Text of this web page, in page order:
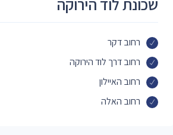
שכונת לוד הירוקה
רחוב דקר
רחוב דרך לוד הירוקה
רחוב האיילון
רחוב האלה